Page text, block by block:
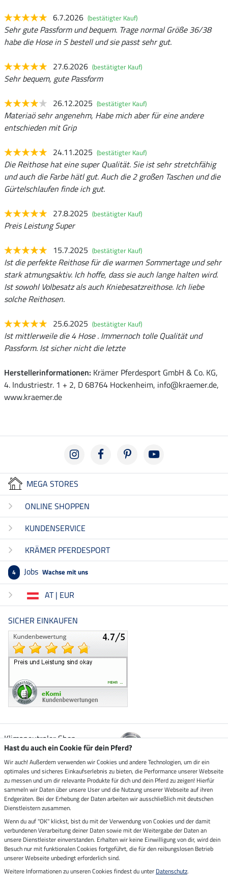
6.7.2026 (bestätigter Kauf)
Sehr gute Passform und bequem. Trage normal Größe 36/38
habe die Hose in S bestell und sie passt sehr gut.
27.6.2026 (bestätigter Kauf)
Sehr bequem, gute Passform
26.12.2025 (bestätigter Kauf)
Materiaö sehr angenehm, Habe mich aber für eine andere
entschieden mit Grip
24.11.2025 (bestätigter Kauf)
Die Reithose hat eine super Qualität. Sie ist sehr stretchfähig
und auch die Farbe hätl gut. Auch die 2 großen Taschen und die
Gürtelschlaufen finde ich gut.
27.8.2025 (bestätigter Kauf)
Preis Leistung Super
15.7.2025 (bestätigter Kauf)
Ist die perfekte Reithose für die warmen Sommertage und sehr
stark atmungsaktiv. Ich hoffe, dass sie auch lange halten wird.
Ist sowohl Volbesatz als auch Kniebesatzreithose. Ich liebe
solche Reithosen.
25.6.2025 (bestätigter Kauf)
Ist mittlerweile die 4 Hose . Immernoch tolle Qualität und
Passform. Ist sicher nicht die letzte
Herstellerinformationen: Krämer Pferdesport GmbH & Co. KG,
4. Industriestr. 1 + 2, D 68764 Hockenheim, info@kraemer.de,
www.kraemer.de
MEGA STORES
ONLINE SHOPPEN
KUNDENSERVICE
KRÄMER PFERDESPORT
4 Jobs Wachse mit uns
AT | EUR
SICHER EINKAUFEN
Klimaneutraler Shop
Zustellung durch
Sicher bezahlen mit
Vorkasse
Impressum
Hast du auch ein Cookie für dein Pferd?
Wir auch! Außerdem verwenden wir Cookies und andere Technologien, um dir ein
optimales und sicheres Einkaufserlebnis zu bieten, die Performance unserer Webseite
zu messen und um dir relevante Produkte für dich und dein Pferd zu zeigen! Hierfür
sammeln wir Daten über unsere User und die Nutzung unserer Webseite auf ihren
Endgeräten. Bei der Erhebung der Daten arbeiten wir ausschließlich mit deutschen
Dienstleistern zusammen.
Wenn du auf "OK" klickst, bist du mit der Verwendung von Cookies und der damit
verbundenen Verarbeitung deiner Daten sowie mit der Weitergabe der Daten an
unsere Dienstleister einverstanden. Erhalten wir keine Einwilligung von dir, wird dein
Besuch nur mit funktionalen Cookies fortgeführt, die für den reibungslosen Betrieb
unserer Webseite unbedingt erforderlich sind.
Weitere Informationen zu unseren Cookies findest du unter Datenschutz.